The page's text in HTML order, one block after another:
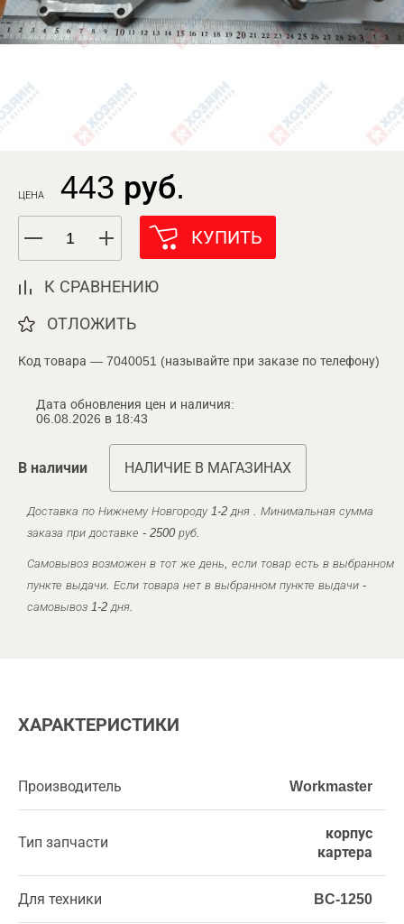
ЦЕНА 443 руб.
КУПИТЬ
К СРАВНЕНИЮ
ОТЛОЖИТЬ
Код товара — 7040051 (называйте при заказе по телефону)
Дата обновления цен и наличия:
06.08.2026 в 18:43
В наличии НАЛИЧИЕ В МАГАЗИНАХ
Доставка по Нижнему Новгороду 1-2 дня . Минимальная сумма
заказа при доставке - 2500 руб.
Самовывоз возможен в тот же день, если товар есть в выбранном
пункте выдачи. Если товара нет в выбранном пункте выдачи -
самовывоз 1-2 дня.
ХАРАКТЕРИСТИКИ
Производитель Workmaster
Тип запчасти
корпус
картера
Для техники BC-1250